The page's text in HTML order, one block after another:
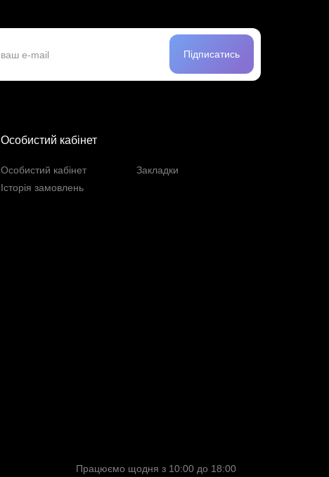
Підписатись
Особистий кабінет
Особистий кабінет
Історія замовлень
Закладки
Працюємо щодня з 10:00 до 18:00